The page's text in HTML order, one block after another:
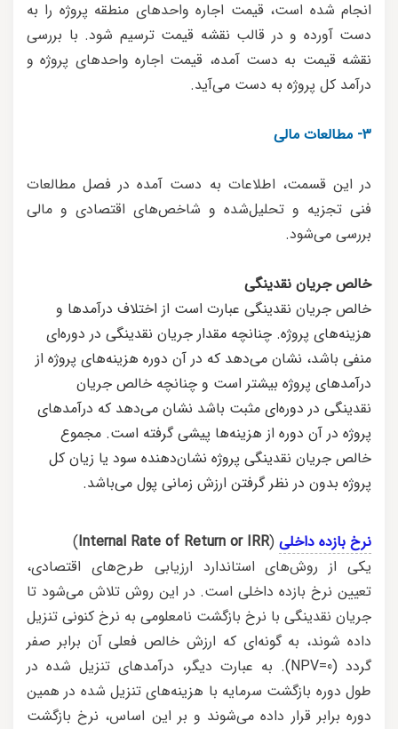
انجام شده است، قیمت اجاره واحدهای منطقه پروژه را به
دست آورده و در قالب نقشه قیمت ترسیم شود. با بررسی
نقشه قیمت به دست آمده، قیمت اجاره واحدهای پروژه و
درآمد کل پروژه به دست می‌آید.
3- مطالعات مالی
در این قسمت، اطلاعات به دست آمده در فصل مطالعات
فنی تجزیه و تحلیل‌شده و شاخص‌های اقتصادی و مالی
بررسی می‌شود.
خالص جریان نقدینگی
خالص جریان نقدینگی عبارت است از اختلاف درآمدها و
هزینه‌های پروژه. چنانچه مقدار جریان نقدینگی در دوره‌ای
منفی باشد، نشان می‌دهد که در آن دوره هزینه‌های پروژه از
درآمدهای پروژه بیشتر است و چنانچه خالص جریان
نقدینگی در دوره‌ای مثبت باشد نشان می‌دهد که درآمدهای
پروژه در آن دوره از هزینه‌ها پیشی گرفته است. مجموع
خالص جریان نقدینگی پروژه نشان‌دهنده سود یا زیان کل
پروژه بدون در نظر گرفتن ارزش زمانی پول می‌باشد.
نرخ بازده داخلی (
Internal Rate of Return or IRR
)
یکی از روش‌های استاندارد ارزیابی طرح‌های اقتصادی،
تعیین نرخ بازده داخلی است. در این روش تلاش می‌شود تا
جریان نقدینگی با نرخ بازگشت نامعلومی به نرخ کنونی تنزیل
داده شوند، به گونه‌ای که ارزش خالص فعلی آن برابر صفر
گردد (NPV=0). به عبارت دیگر، درآمدهای تنزیل شده در
طول دوره بازگشت سرمایه با هزینه‌های تنزیل شده در همین
دوره برابر قرار داده می‌شوند و بر این اساس، نرخ بازگشت